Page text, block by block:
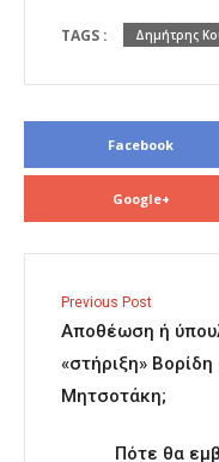
TAGS : Δημήτρης
Facebook
Google+
Previous Post
Αποθέωση ή
«στήριξη» Βορίδη
Μητσοτάκη;
Πότε θα